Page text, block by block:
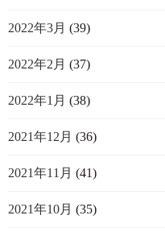
2022年3月 (39)
2022年2月 (37)
2022年1月 (38)
2021年12月 (36)
2021年11月 (41)
2021年10月 (35)